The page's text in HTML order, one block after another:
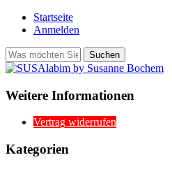
Startseite
Anmelden
Weitere Informationen
Vertrag widerrufen
Kategorien